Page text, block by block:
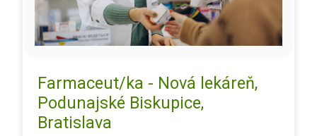
Farmaceut/ka - Nová lekáreň,
Podunajské Biskupice,
Bratislava